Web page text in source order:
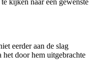
kijken naar een gewenste
eerder aan de slag
door hem uitgebrachte